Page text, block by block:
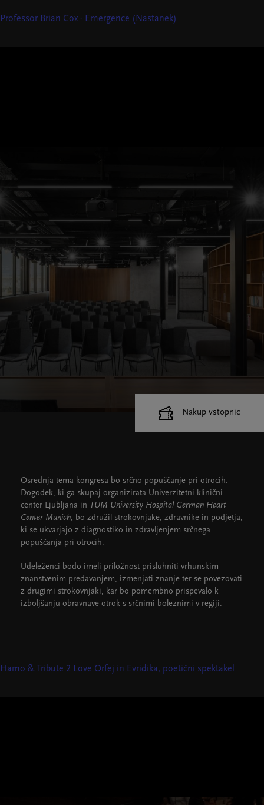
Professor Brian Cox - Emergence (Nastanek)
Osrednja tema kongresa bo srčno popuščanje pri otrocih.
Dogodek, ki ga skupaj organizirata Univerzitetni klinični
center Ljubljana in TUM University Hospital German Heart
Center Munich, bo združil strokovnjake, zdravnike in podjetja,
ki se ukvarjajo z diagnostiko in zdravljenjem srčnega
popuščanja pri otrocih.
Udeleženci bodo imeli priložnost prisluhniti vrhunskim
znanstvenim predavanjem, izmenjati znanje ter se povezovati
z drugimi strokovnjaki, kar bo pomembno prispevalo k
izboljšanju obravnave otrok s srčnimi boleznimi v regiji.
Nakup vstopnic
Hamo & Tribute 2 Love Orfej in Evridika, poetični spektakel